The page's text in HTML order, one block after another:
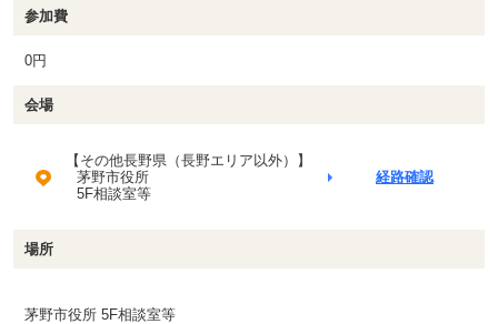
参加費
0円
会場
【その他長野県（長野エリア以外）】
茅野市役所
5F相談室等
経路確認
場所
茅野市役所 5F相談室等